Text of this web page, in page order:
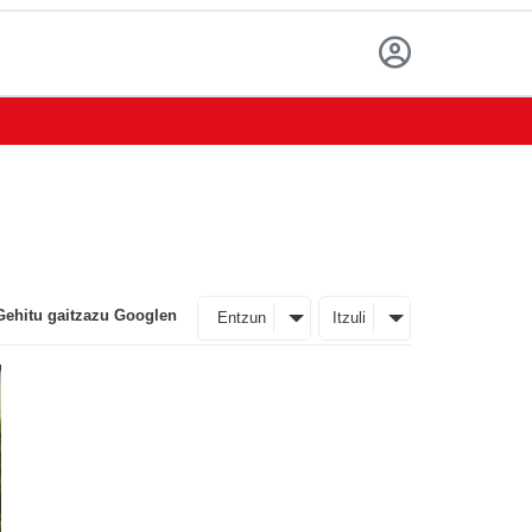
gaitzazu Googlen Entzun Itzuli